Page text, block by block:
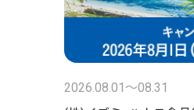
2026.08.01〜08.31